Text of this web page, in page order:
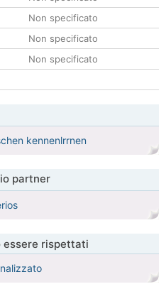
Non specificato
Non specificato
Non specificato
kennenlrrnen
partner
essere rispettati